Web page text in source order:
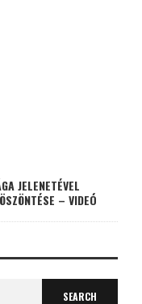
JELENETÉVEL
– VIDEÓ